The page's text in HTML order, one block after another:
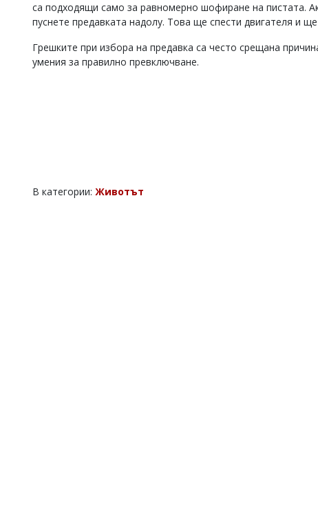
откриете
са подходящи само за равномерно шофиране на пистата.
пуснете предавката надолу. Това ще спести двигателя и
Грешките при избора на предавка са често срещана
умения за правилно превключване.
В категории: Животът